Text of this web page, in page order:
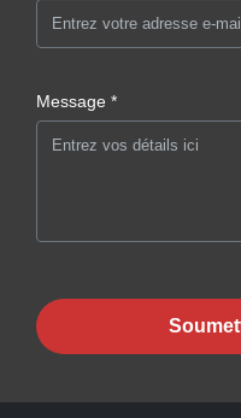
Message *